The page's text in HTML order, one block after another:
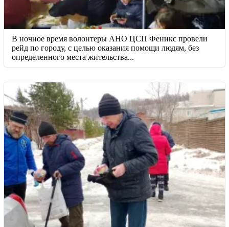
В ночное время волонтеры АНО ЦСП Феникс провели
рейд по городу, с целью оказания помощи людям, без
определенного места жительства...